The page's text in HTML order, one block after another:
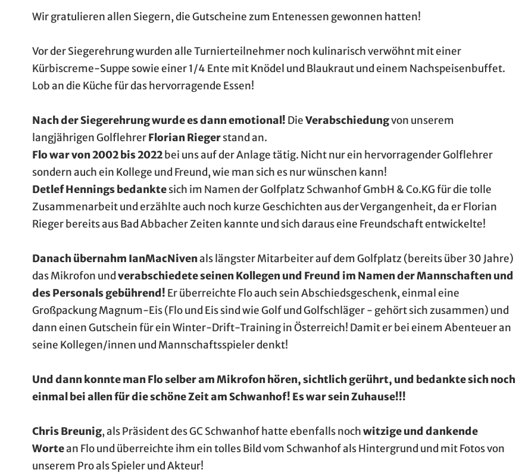
Wir gratulieren allen Siegern, die Gutscheine zum Entenessen gewonnen hatten!
Vor der Siegerehrung wurden alle Turnierteilnehmer noch kulinarisch verwöhnt mit einer
Kürbiscreme-Suppe sowie einer 1/4 Ente mit Knödel und Blaukraut und einem Nachspeisenbuffet.
Lob an die Küche für das hervorragende Essen!
Nach der Siegerehrung wurde es dann emotional! DieVerabschiedungvon unserem
langjährigen GolflehrerFlorian Riegerstand an.
Flo war von 2002 bis 2022bei uns auf der Anlage tätig. Nicht nur ein hervorragender Golflehrer
sondern auch ein Kollege und Freund, wie man sich es nur wünschen kann!
Detlef Hennings bedanktesich im Namen der Golfplatz Schwanhof GmbH & Co.KG für die tolle
Zusammenarbeit und erzählte auch noch kurze Geschichten aus der Vergangenheit, da er Florian
Rieger bereits aus Bad Abbacher Zeiten kannte und sich daraus eine Freundschaft entwickelte!
Danach übernahm IanMacNivenals längster Mitarbeiter auf dem Golfplatz (bereits über 30 Jahre)
das Mikrofon und verabschiedete seinen Kollegen und Freund im Namen der Mannschaften und
des Personals gebührend! Er überreichte Flo auch sein Abschiedsgeschenk, einmal eine
Großpackung Magnum-Eis (Flo und Eis sind wie Golf und Golfschläger - gehört sich zusammen) und
dann einen Gutschein für ein Winter-Drift-Training in Österreich! Damit er bei einem Abenteuer an
seine Kollegen/innen und Mannschaftsspieler denkt!
Und dann konnte man Flo selber am Mikrofon hören, sichtlich gerührt, und bedankte sich noch
einmal bei allen für die schöne Zeit am Schwanhof! Es war sein Zuhause!!!
Chris Breunig, als Präsident des GC Schwanhof hatte ebenfalls nochwitzige und dankende
Wortean Flo und überreichte ihm ein tolles Bild vom Schwanhof als Hintergrund und mit Fotos von
unserem Pro als Spieler und Akteur!